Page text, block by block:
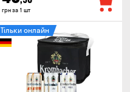
грн за 1 шт
Тільки онлайн